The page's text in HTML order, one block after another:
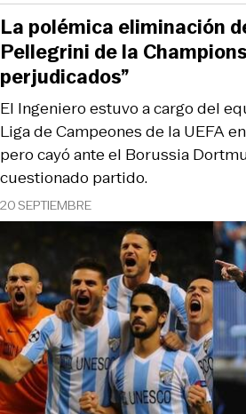
20 SEPTIEMBRE
El Ingeniero estuvo a cargo del
Liga de Campeones de la UEFA
pero cayó ante el Borussia
cuestionado partido.
La polémica eliminación
Pellegrini de la
perjudicados”